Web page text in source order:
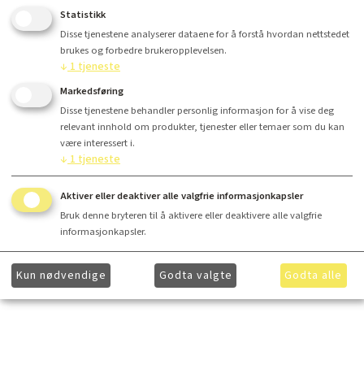
Statistikk
Disse tjenestene analyserer dataene for å forstå hvordan nettstedet
brukes og forbedre brukeropplevelsen.
↓ 1tjeneste
Markedsføring
Disse tjenestene behandler personlig informasjon for å vise deg
relevant innhold om produkter, tjenester eller temaer som du kan
være interessert i.
↓ 1tjeneste
Aktiver eller deaktiver alle valgfrie informasjonkapsler
Bruk denne bryteren til å aktivere eller deaktivere alle valgfrie
informasjonkapsler.
Kun nødvendige Godta valgte Godta alle